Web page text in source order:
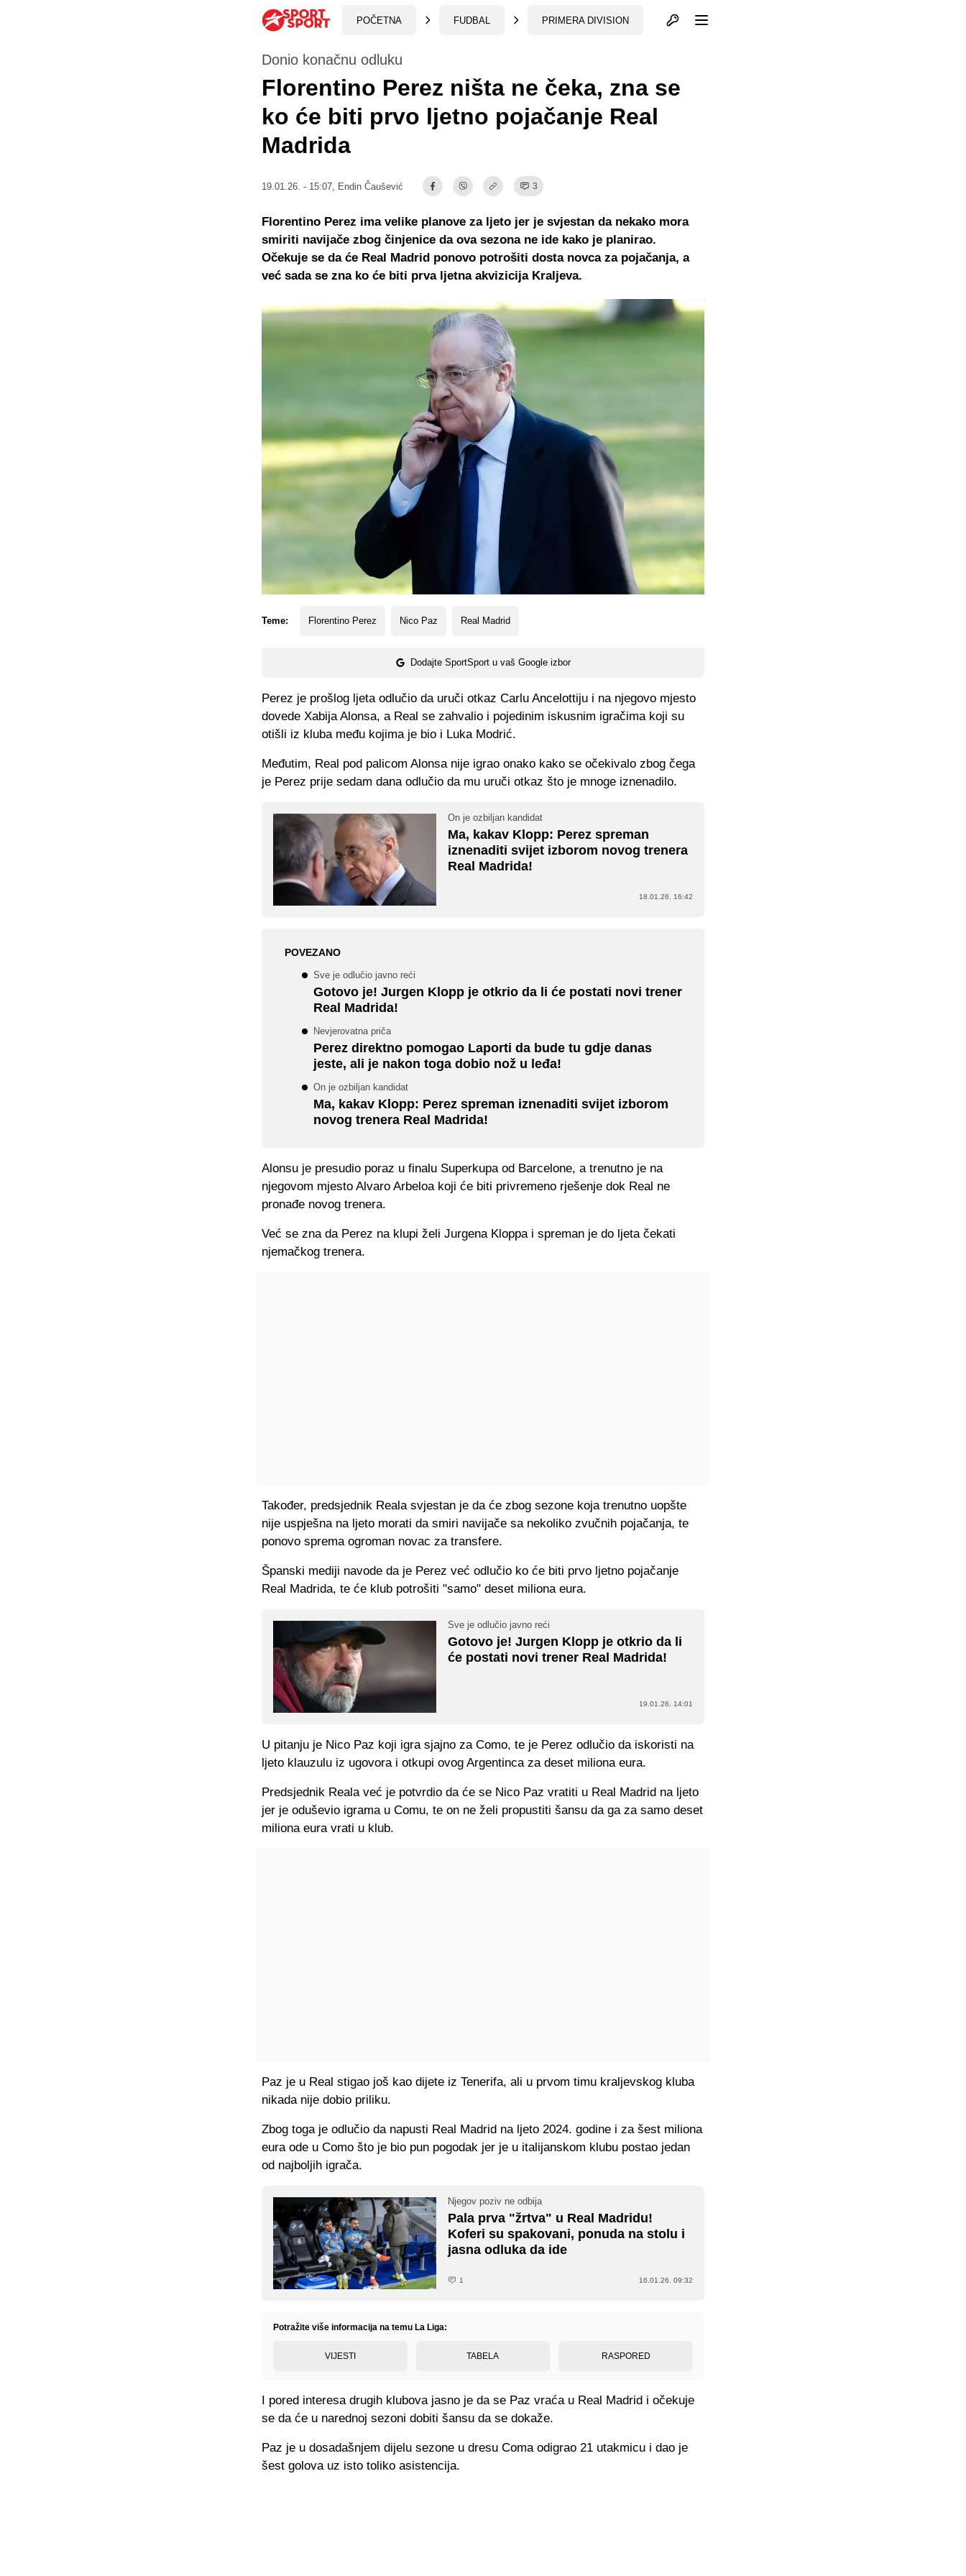
POČETNA FUDBAL PRIMERA DIVISION Otvori profil
Donio konačnu odluku
Florentino Perez ništa ne čeka, zna se
ko će biti prvo ljetno pojačanje Real
Madrida
19.01.26. - 15:07, Endin Čaušević 3
Teme: Florentino Perez Nico Paz Real Madrid
Dodajte SportSport u vaš Google izbor
Florentino Perez ima velike planove za ljeto jer je svjestan da nekako mora
smiriti navijače zbog činjenice da ova sezona ne ide kako je planirao.
Očekuje se da će Real Madrid ponovo potrošiti dosta novca za pojačanja, a
već sada se zna ko će biti prva ljetna akvizicija Kraljeva.
Perez je prošlog ljeta odlučio da uruči otkaz Carlu Ancelottiju i na njegovo mjesto
dovede Xabija Alonsa, a Real se zahvalio i pojedinim iskusnim igračima koji su
otišli iz kluba među kojima je bio i Luka Modrić.
Međutim, Real pod palicom Alonsa nije igrao onako kako se očekivalo zbog čega
je Perez prije sedam dana odlučio da mu uruči otkaz što je mnoge iznenadilo.
On je ozbiljan kandidat
Ma, kakav Klopp: Perez spreman
iznenaditi svijet izborom novog trenera
Real Madrida!
18.01.26. 16:42
POVEZANO
Sve je odlučio javno reći
Gotovo je! Jurgen Klopp je otkrio da li će postati novi trener
Real Madrida!
Nevjerovatna priča
Perez direktno pomogao Laporti da bude tu gdje danas
jeste, ali je nakon toga dobio nož u leđa!
On je ozbiljan kandidat
Ma, kakav Klopp: Perez spreman iznenaditi svijet izborom
novog trenera Real Madrida!
Alonsu je presudio poraz u finalu Superkupa od Barcelone, a trenutno je na
njegovom mjesto Alvaro Arbeloa koji će biti privremeno rješenje dok Real ne
pronađe novog trenera.
Već se zna da Perez na klupi želi Jurgena Kloppa i spreman je do ljeta čekati
njemačkog trenera.
Također, predsjednik Reala svjestan je da će zbog sezone koja trenutno uopšte
nije uspješna na ljeto morati da smiri navijače sa nekoliko zvučnih pojačanja, te
ponovo sprema ogroman novac za transfere.
Španski mediji navode da je Perez već odlučio ko će biti prvo ljetno pojačanje
Real Madrida, te će klub potrošiti "samo" deset miliona eura.
Sve je odlučio javno reći
Gotovo je! Jurgen Klopp je otkrio da li
će postati novi trener Real Madrida!
19.01.26. 14:01
U pitanju je Nico Paz koji igra sjajno za Como, te je Perez odlučio da iskoristi na
ljeto klauzulu iz ugovora i otkupi ovog Argentinca za deset miliona eura.
Predsjednik Reala već je potvrdio da će se Nico Paz vratiti u Real Madrid na ljeto
jer je oduševio igrama u Comu, te on ne želi propustiti šansu da ga za samo deset
miliona eura vrati u klub.
Paz je u Real stigao još kao dijete iz Tenerifa, ali u prvom timu kraljevskog kluba
nikada nije dobio priliku.
Zbog toga je odlučio da napusti Real Madrid na ljeto 2024. godine i za šest miliona
eura ode u Como što je bio pun pogodak jer je u italijanskom klubu postao jedan
od najboljih igrača.
Njegov poziv ne odbija
Pala prva "žrtva" u Real Madridu!
Koferi su spakovani, ponuda na stolu i
jasna odluka da ide
1 16.01.26. 09:32
Potražite više informacija na temu La Liga:
VIJESTI TABELA RASPORED
I pored interesa drugih klubova jasno je da se Paz vraća u Real Madrid i očekuje
se da će u narednoj sezoni dobiti šansu da se dokaže.
Paz je u dosadašnjem dijelu sezone u dresu Coma odigrao 21 utakmicu i dao je
šest golova uz isto toliko asistencija.